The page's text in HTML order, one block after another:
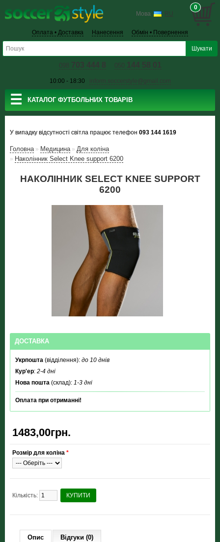
Мова RU
0
Оплата • Доставка Нанесення Обмін • Повернення
098 703 444 8 050 144 58 01
10:00 - 18:30 inform.soccerstyle@gmail.com
☰ КАТАЛОГ ФУТБОЛЬНИХ ТОВАРІВ
У випадку відсутності світла працює телефон 093 144 1619
Головна » Медицина » Для коліна
» Наколінник Select Knee support 6200
НАКОЛІННИК SELECT KNEE SUPPORT
6200
ДОСТАВКА
Укрпошта (відділення): до 10 днів
Кур'ер: 2-4 дні
Нова пошта (склад): 1-3 дні
Оплата при отриманні!
1483,00грн.
Розмір для коліна *
Кількість: КУПИТИ
Опис Відгуки (0)